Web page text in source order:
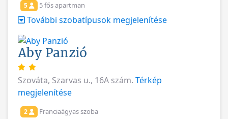
5 5 fős apartman
További szobatípusok megjelenítése
Aby Panzió
Szováta, Szarvas u., 16A szám. Térkép
megjelenítése
2 Franciaágyas szoba